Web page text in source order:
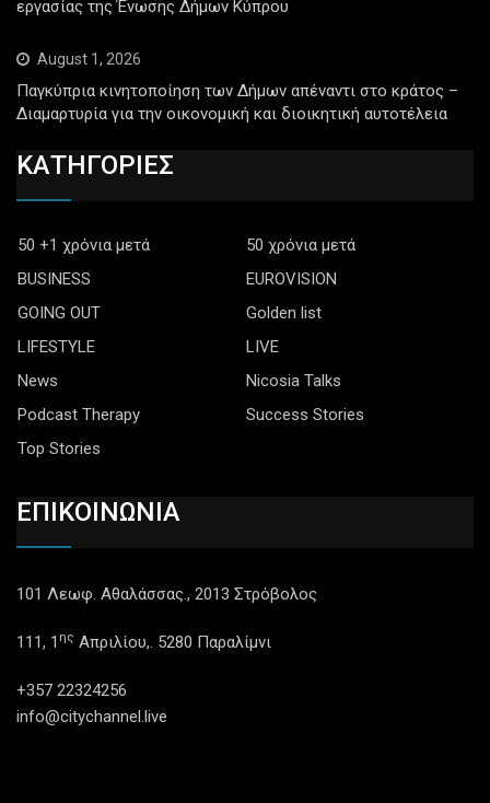
εργασίας της Ένωσης Δήμων Κύπρου
August 1, 2026
Παγκύπρια κινητοποίηση των Δήμων απέναντι στο κράτος –
Διαμαρτυρία για την οικονομική και διοικητική αυτοτέλεια
ΚΑΤΗΓΟΡΙΕΣ
50 +1 χρόνια μετά
50 χρόνια μετά
BUSINESS
EUROVISION
GOING OUT
Golden list
LIFESTYLE
LIVE
News
Nicosia Talks
Podcast Therapy
Success Stories
Top Stories
ΕΠΙΚΟΙΝΩΝΙΑ
101 Λεωφ. Αθαλάσσας., 2013 Στρόβολος
111, 1 ης Απριλίου,. 5280 Παραλίμνι
+357 22324256
info@citychannel.live